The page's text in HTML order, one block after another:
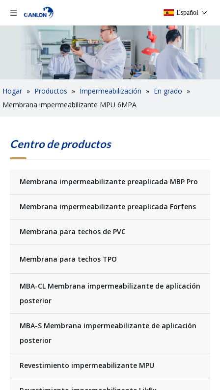
Español
Hogar » Productos » Impermeabilización » En grado »
Membrana impermeabilizante MPU 6MPA
Centro de productos
Membrana impermeabilizante preaplicada MBP Pro
Membrana impermeabilizante preaplicada Forfens
Membrana para techos de PVC
Membrana para techos TPO
MBA-CL Membrana impermeabilizante de aplicación
posterior
MBA-S Membrana impermeabilizante de aplicación
posterior
Revestimiento impermeabilizante MPU